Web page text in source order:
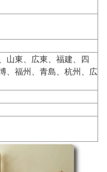
山東、広東、福建、四
、福州、青島、杭州、広